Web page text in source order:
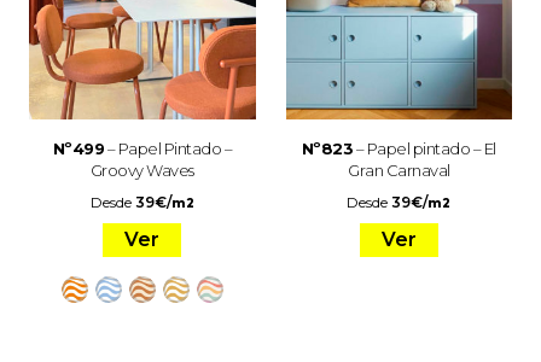
Nº499– Papel Pintado –
Groovy Waves
Desde 39€/m2
Ver
Nº823– Papel pintado – El
Gran Carnaval
Desde39€/m2
Ver